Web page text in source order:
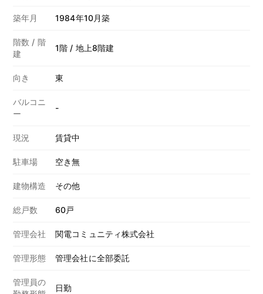
築年月 1984年10月築
階数 / 階
建
1階 / 地上8階建
向き 東
バルコニ
ー
-
現況 賃貸中
駐車場 空き無
建物構造 その他
総戸数 60戸
管理会社 関電コミュニティ株式会社
管理形態 管理会社に全部委託
管理員の
日勤